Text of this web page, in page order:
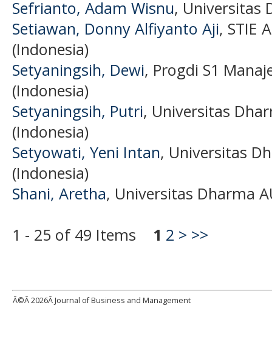
Sefrianto, Adam Wisnu, Universitas
Setiawan, Donny Alfiyanto Aji, STIE
(Indonesia)
Setyaningsih, Dewi, Progdi S1
(Indonesia)
Setyaningsih, Putri, Universitas
(Indonesia)
Setyowati, Yeni Intan, Universitas
(Indonesia)
Shani, Aretha, Universitas Dharma
1 - 25 of 49 Items 1 2 > >>
Â©Â2026Â Journal of Business and Management